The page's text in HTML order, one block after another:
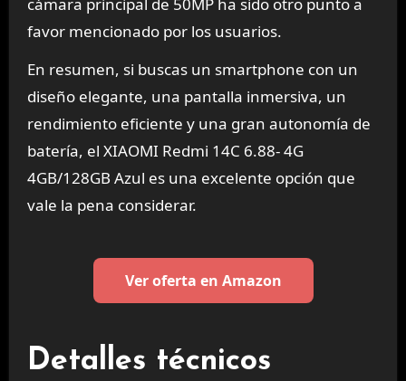
favor mencionado por los usuarios.
En resumen, si buscas un smartphone con un
diseño elegante, una pantalla inmersiva, un
rendimiento eficiente y una gran autonomía de
batería, el XIAOMI Redmi 14C 6.88- 4G
4GB/128GB Azul es una excelente opción que
vale la pena considerar.
Ver oferta en Amazon
Detalles técnicos